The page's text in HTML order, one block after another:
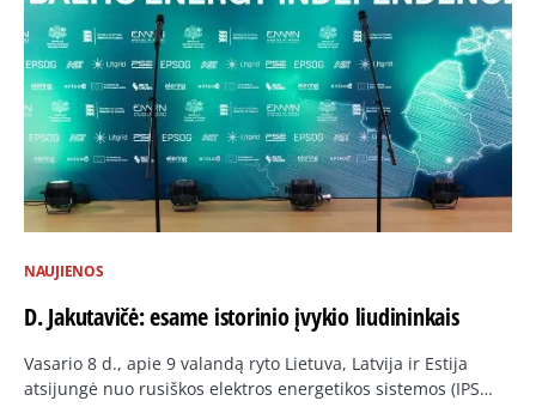
NAUJIENOS
D. Jakutavičė: esame istorinio įvykio liudininkais
Vasario 8 d., apie 9 valandą ryto Lietuva, Latvija ir Estija
atsijungė nuo rusiškos elektros energetikos sistemos (IPS…